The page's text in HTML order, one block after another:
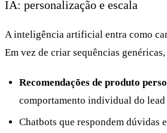
IA: personalização e escala
A inteligência artificial entra como
Em vez de criar sequências
Recomendações de produto
comportamento individual do lead
Chatbots que respondem dúvidas